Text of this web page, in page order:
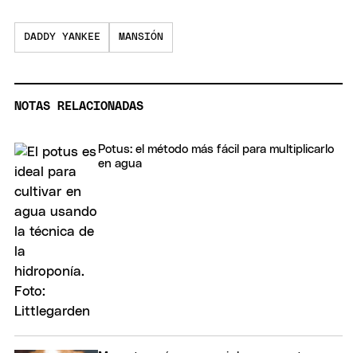
DADDY YANKEE MANSIÓN
NOTAS RELACIONADAS
Potus: el método más fácil para multiplicarlo
en agua